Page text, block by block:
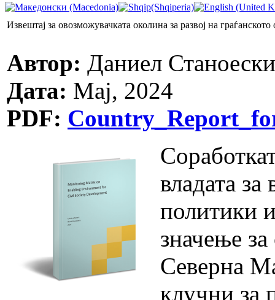
Извештај за овозможувачката околина за развој на
Автор: Даниел Станоески
Дата: Мај, 2024
PDF:
владата
политики
значење
Северна
клучни за